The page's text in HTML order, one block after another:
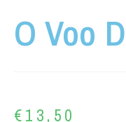
O Voo
€13,50